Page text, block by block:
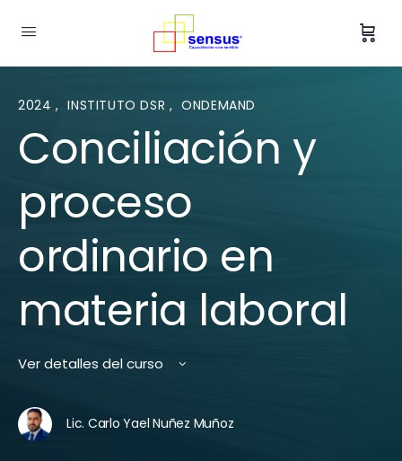
2024, INSTITUTO DSR , ONDEMAND
Conciliación y
proceso
ordinario en
materia laboral
Ver detalles del curso
Lic. Carlo Yael Nuñez Muñoz